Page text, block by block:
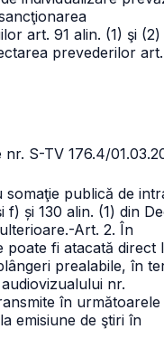
art. 91 alin. (1) şi (2)
prevederilor art.
S-TV 176.4/
publică de
și 130 alin. (1) din
-Art. 2. În
poate fi atacată direct
prealabile, în
nr.
în următoarele
emisiune de ştiri în